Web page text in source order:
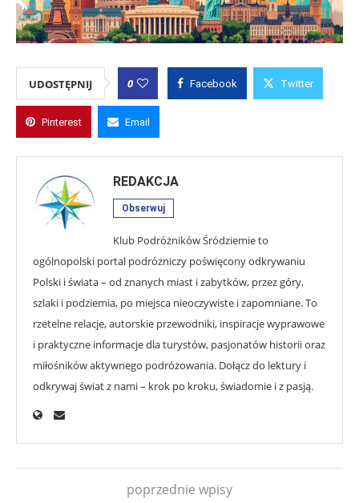
UDOSTĘPNIJ 0 Facebook Twitter
Pinterest Email
REDAKCJA
Obserwuj
Klub Podróżników Śródziemie to
ogólnopolski portal podróżniczy poświęcony odkrywaniu
Polski i świata – od znanych miast i zabytków, przez góry,
szlaki i podziemia, po miejsca nieoczywiste i zapomniane. To
rzetelne relacje, autorskie przewodniki, inspiracje wyprawowe
i praktyczne informacje dla turystów, pasjonatów historii oraz
miłośników aktywnego podróżowania. Dołącz do lektury i
odkrywaj świat z nami – krok po kroku, świadomie i z pasją.
poprzednie wpisy